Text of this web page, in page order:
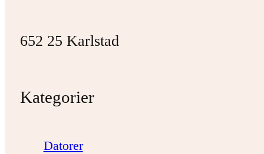
652 25 Karlstad
Kategorier
Datorer